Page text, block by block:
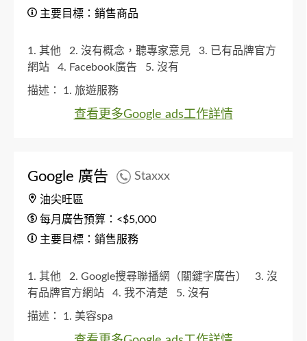
主要目標：銷售商品
1. 其他 2. 沒有概念，聽專家意見
3. 已有品牌官方
網站
4. Facebook廣告 5. 沒有
描述： 1. 旅遊服務
查看更多Google ads工作詳情
Google 廣告 Staxxx
油尖旺區
每月廣告預算：<$5,000
主要目標：銷售服務
1. 其他 2. Google搜尋聯播網（關鍵字廣告）
3. 沒
有品牌官方網站
4. 我不清楚 5. 沒有
描述： 1. 美容spa